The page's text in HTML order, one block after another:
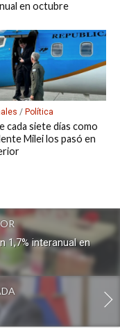
en octubre
/ Política
cada siete días como
Milei los pasó en
1,7% interanual en